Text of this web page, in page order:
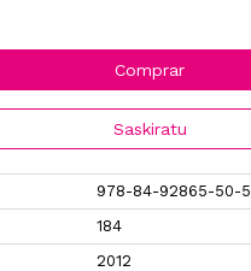
Comprar
Saskiratu
978-84-92865-50-5
184
2012